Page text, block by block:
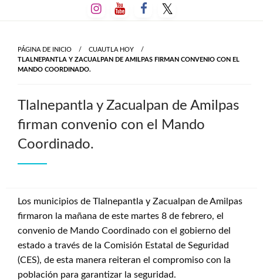
al
PÁGINA DE INICIO
CUAUTLA HOY
TLALNEPANTLA Y ZACUALPAN DE AMILPAS FIRMAN CONVENIO CON EL
MANDO COORDINADO.
Tlalnepantla y Zacualpan de Amilpas
firman convenio con el Mando
Coordinado.
Los municipios de Tlalnepantla y Zacualpan de Amilpas
firmaron la mañana de este martes 8 de febrero, el
convenio de Mando Coordinado con el gobierno del
estado a través de la Comisión Estatal de Seguridad
(CES), de esta manera reiteran el compromiso con la
población para garantizar la seguridad.